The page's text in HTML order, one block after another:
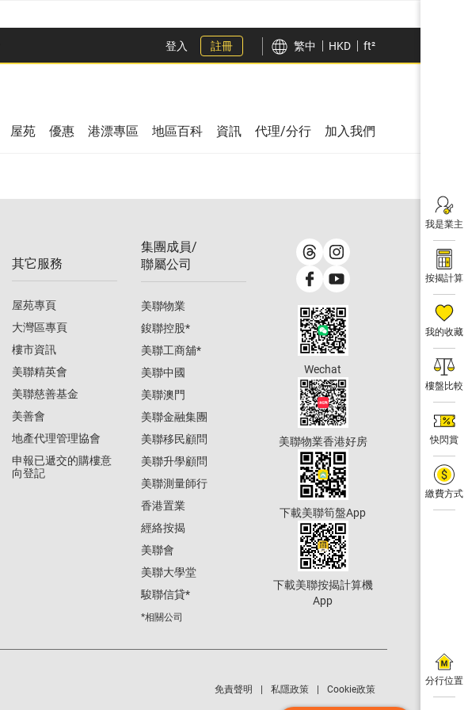
登入 註冊 繁中 HKD ft²
我是業主
按揭計算
我的收藏
樓盤比較
快閃賞
繳費方式
分行位置
屋苑 優惠 港漂專區 地區百科 資訊 代理/分行 加入我們
其它服務
屋苑專頁
大灣區專頁
樓市資訊
美聯精英會
美聯慈善基金
美善會
地產代理管理協會
申報已遞交的購樓意
向登記
集團成員/
聯屬公司
美聯物業
鋑聯控股*
美聯工商舖*
美聯中國
美聯澳門
美聯金融集團
美聯移民顧問
美聯升學顧問
美聯測量師行
香港置業
經絡按揭
美聯會
美聯大學堂
駿聯信貸*
*相關公司
Wechat
美聯物業香港好房
下載美聯筍盤App
下載美聯按揭計算機
App
免責聲明 私隱政策 Cookie政策